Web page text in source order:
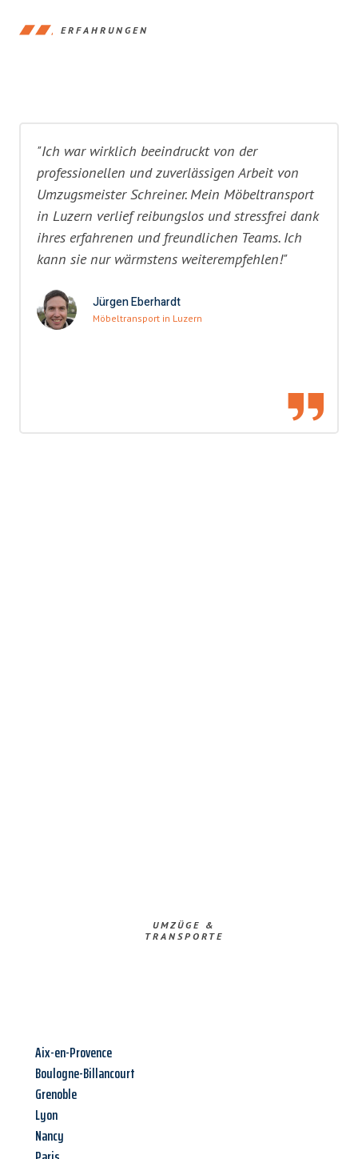
ERFAHRUNGEN
"Ich war wirklich beeindruckt von der
professionellen und zuverlässigen Arbeit von
Umzugsmeister Schreiner. Mein Möbeltransport
in Luzern verlief reibungslos und stressfrei dank
ihres erfahrenen und freundlichen Teams. Ich
kann sie nur wärmstens weiterempfehlen!"
Jürgen Eberhardt
Möbeltransport in Luzern
UMZÜGE &
TRANSPORTE
Aix-en-Provence
Boulogne-Billancourt
Grenoble
Lyon
Nancy